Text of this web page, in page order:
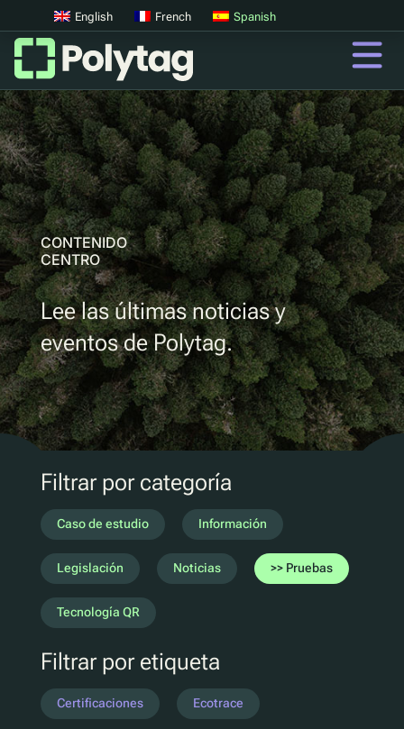
Códigos QR
Códigos QR avanzados
Etiquetas UV
Clasificación UV
QR
Pasaportes digitales de productos
Sistemas digitales de devolución de depósitos
Autenticación de productos
Marketing D2C
QR Reutilizar y rellenar
Ecotrace
Datos EPR
Clasificación mejorada
Pellenc ST
Citeo
Ocado
Co-Op
English French Spanish
CONTENIDO
CENTRO
Lee las últimas noticias y
eventos de Polytag.
Filtrar por categoría
Caso de estudio Información
Legislación Noticias Pruebas
Tecnología QR
Filtrar por etiqueta
Certificaciones Ecotrace